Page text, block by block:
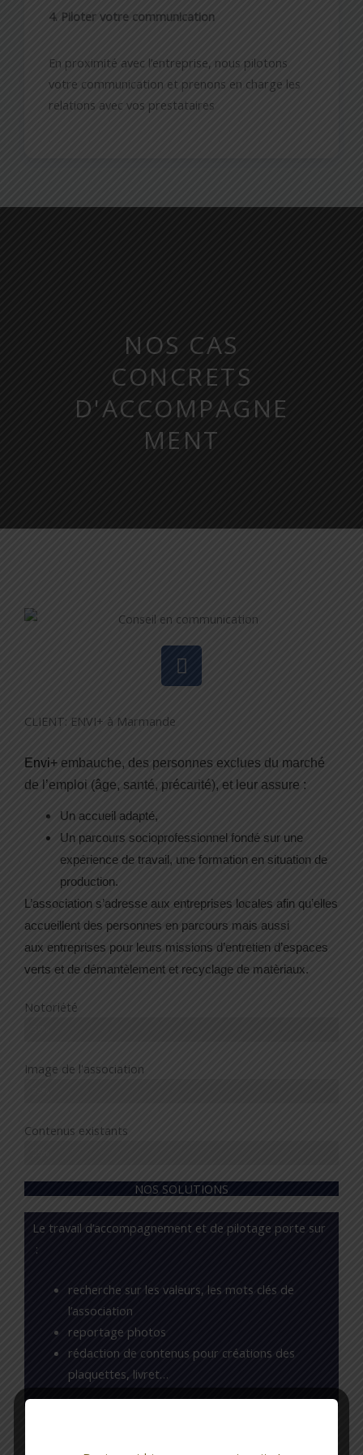
4. Piloter votre communication
En proximité avec l’entreprise, nous pilotons
votre communication et prenons en charge les
relations avec vos prestataires
NOS CAS
CONCRETS
D'ACCOMPAGNE
MENT
CLIENT: ENVI+ à Marmande
Envi+ embauche, des personnes exclues du marché
de l’emploi (âge, santé, précarité), et leur assure :
Un accueil adapté,
Un parcours socioprofessionnel fondé sur une
expérience de travail, une formation en situation de
production.
L’association s’adresse aux entreprises locales afin qu’elles
accueillent des personnes en parcours mais aussi
aux entreprises pour leurs missions d’entretien d’espaces
verts et de démantèlement et recyclage de matèriaux.
Notoriété
Image de l'association
Contenus existants
NOS SOLUTIONS
Le travail d’accompagnement et de pilotage porte sur
:
recherche sur les valeurs, les mots clés de
l’association
reportage photos
rédaction de contenus pour créations des
plaquettes, livret…
F
a
c
o
o
k